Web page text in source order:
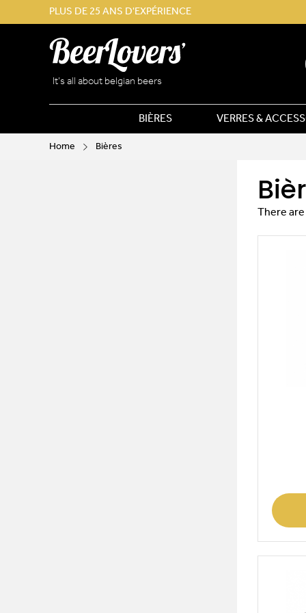
PLUS DE 25 ANS D'EXPÉRIENCE
It’s all about belgian beers
BIÈRES VERRES &
Home Bières
There